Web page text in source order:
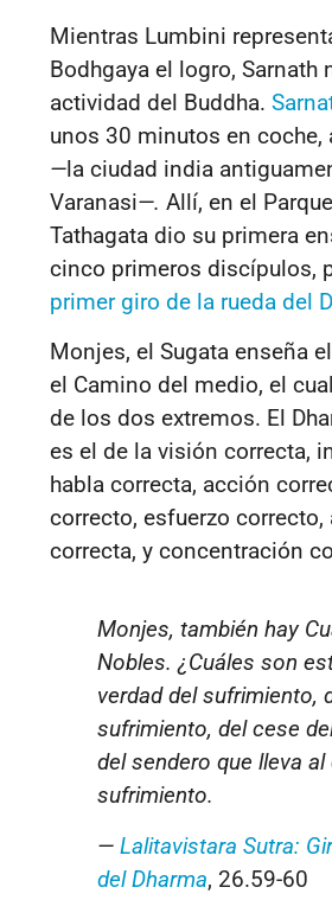
Mientras Lumbini
Bodhgaya el logro, Sarnath
actividad del Buddha.
unos 30 minutos en coche,
—la ciudad india
Varanasi—. Allí, en el
Tathagata dio su primera
cinco primeros discípulos,
primer giro de la rueda del
Monjes, el Sugata enseña
el Camino del medio, el
de los dos extremos. El
es el de la visión correcta,
habla correcta, acción
correcto, esfuerzo
correcta, y concentración
Monjes, también hay
Nobles. ¿Cuáles son
verdad del sufrimiento,
sufrimiento, del cese
del sendero que lleva
sufrimiento.
— Lalitavistara Sutra:
del Dharma, 26.59-60